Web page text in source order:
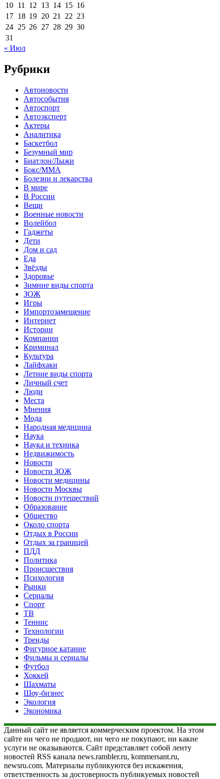
10 11 12 13 14 15 16
17 18 19 20 21 22 23
24 25 26 27 28 29 30
31
« Июл
Рубрики
Автоновости
Автособытия
Автоспорт
Автоэксперт
Актеры
Аналитика
Баскетбол
Безумный мир
Биатлон/Лыжи
Бокс/MMA
Болезни и лекарства
В мире
В России
Вещи
Военные новости
Волейбол
Гаджеты
Дети
Дом и сад
Еда
Звёзды
Здоровье
Зимние виды спорта
ЗОЖ
Игры
Импортозамещение
Интернет
Истории
Компании
Криминал
Культура
Лайфхаки
Летние виды спорта
Личный счет
Люди
Места
Мнения
Мода
Народная медицина
Наука
Наука и техника
Недвижимость
Новости
Новости ЗОЖ
Новости медицины
Новости Москвы
Новости путешествий
Образование
Общество
Около спорта
Отдых в России
Отдых за границей
ПДД
Политика
Происшествия
Психология
Рынки
Сериалы
Спорт
ТВ
Теннис
Технологии
Тренды
Фигурное катание
Фильмы и сериалы
Футбол
Хоккей
Шахматы
Шоу-бизнес
Экология
Экономика
Данный сайт не является коммерческим проектом. На этом
сайте ни чего не продают, ни чего не покупают, ни какие
услуги не оказываются. Сайт представляет собой ленту
новостей RSS канала news.rambler.ru, kommersant.ru,
newsru.com. Материалы публикуются без искажения,
ответственность за достоверность публикуемых новостей